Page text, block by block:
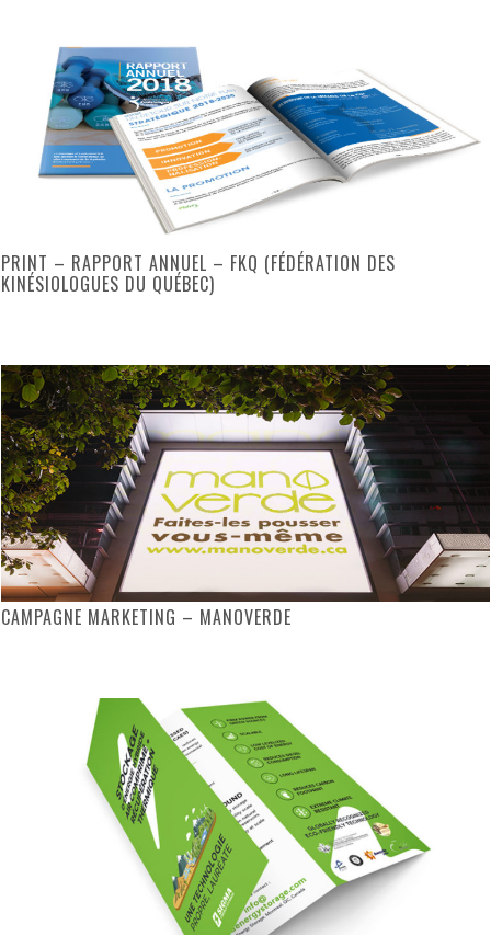
PRINT – RAPPORT ANNUEL – FKQ (FÉDÉRATION DES
KINÉSIOLOGUES DU QUÉBEC)
CAMPAGNE MARKETING – MANOVERDE